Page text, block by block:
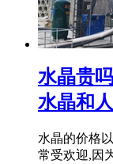
水晶贵
水晶和
水晶的价格
常受欢迎,因